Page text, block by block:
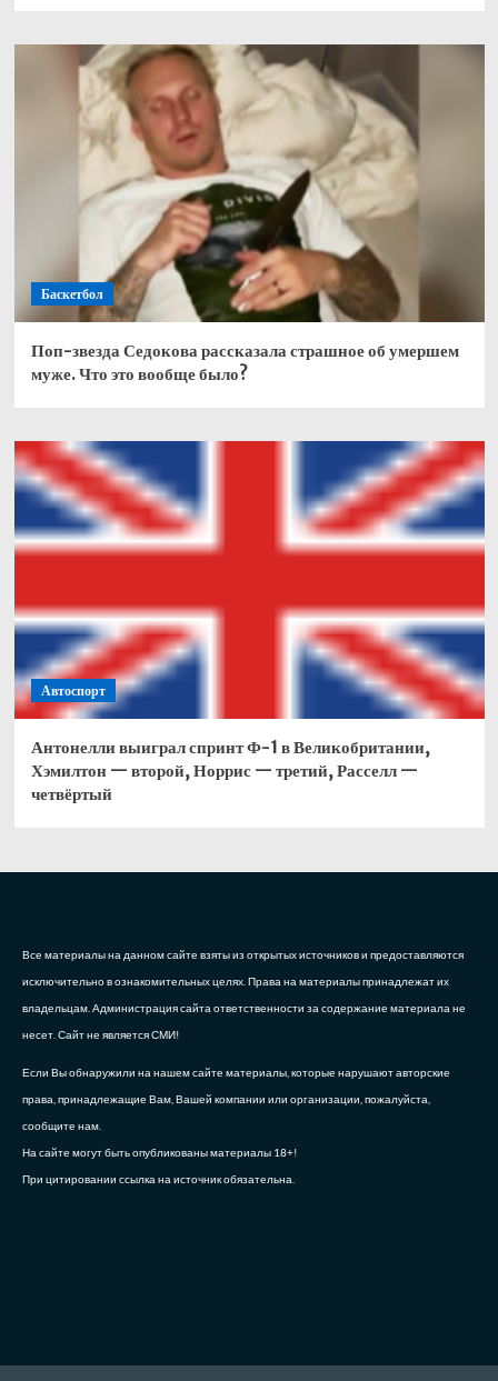
Баскетбол
Поп-звезда Седокова рассказала страшное об умершем
муже. Что это вообще было?
Автоспорт
Антонелли выиграл спринт Ф-1 в Великобритании,
Хэмилтон — второй, Норрис — третий, Расселл —
четвёртый
Все материалы на данном сайте взяты из открытых источников и предоставляются
исключительно в ознакомительных целях. Права на материалы принадлежат их
владельцам. Администрация сайта ответственности за содержание материала не
несет. Сайт не является СМИ!
Если Вы обнаружили на нашем сайте материалы, которые нарушают авторские
права, принадлежащие Вам, Вашей компании или организации, пожалуйста,
сообщите нам.
На сайте могут быть опубликованы материалы 18+!
При цитировании ссылка на источник обязательна.